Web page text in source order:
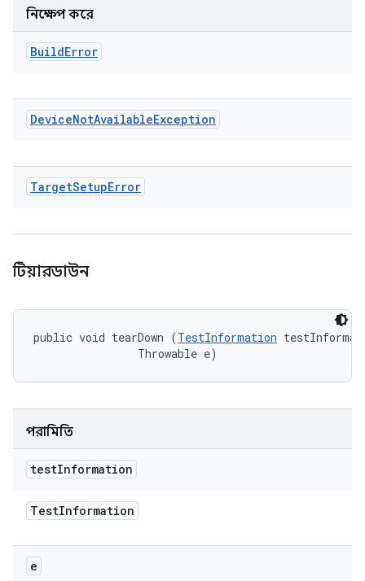
নিক্ষেপ করে
BuildError
DeviceNotAvailableException
TargetSetupError
টিয়ারডাউন
public void tearDown (TestInformation
                Throwable e)
পরামিতি
testInformation
TestInformation
e